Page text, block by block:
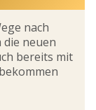
nach
die neuen
bereits mit